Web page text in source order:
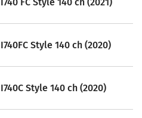
Style 140 ch (2020)
Style 140 ch (2020)